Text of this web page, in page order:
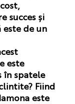
succes și
este de un
este
în spatele
Fiind
este